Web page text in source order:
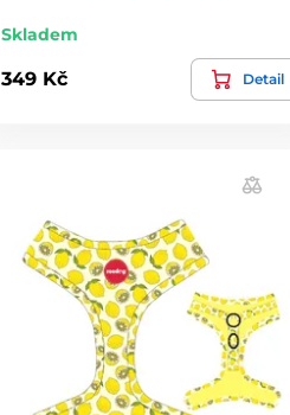
Skladem
349 Kč Detail